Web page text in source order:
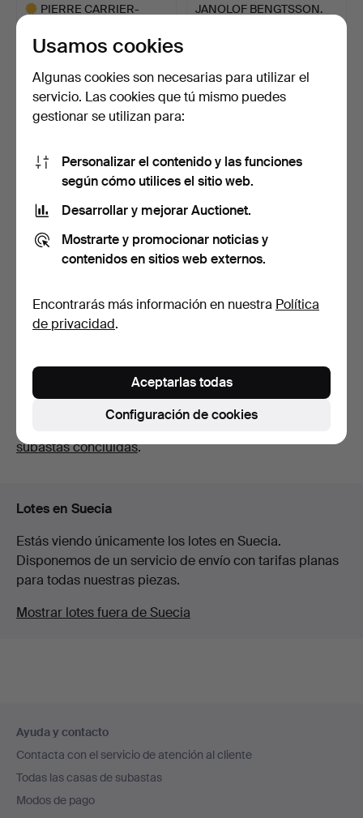
PIERRE CARRIER-
jo…
9 días
117 USD
Lote
seleccionado
JANOLOF BENGTSSON.
317 USD
MALMESTRÖM, acuarela,
firmada y …
11 días
1 puja
Suscribir búsqueda
También puedes buscar en
subastas concluidas.
Lotes en Suecia
Estás viendo únicamente los lotes en Suecia.
Disponemos de un servicio de envío con tarifas planas
para todas nuestras piezas.
Mostrar lotes fuera de Suecia
en
el
pie
de
Ayuda y contacto
Contacta con el servicio de atención al cliente
Todas las casas de subastas
Modos de pago
Usamos cookies
Algunas cookies son necesarias para utilizar el
servicio. Las cookies que tú mismo puedes
gestionar se utilizan para:
Personalizar el contenido y las funciones
según cómo utilices el sitio web.
Desarrollar y mejorar Auctionet.
Mostrarte y promocionar noticias y
contenidos en sitios web externos.
Encontrarás más información en nuestra Política
de privacidad.
Configuración de cookies
Aceptarlas todas